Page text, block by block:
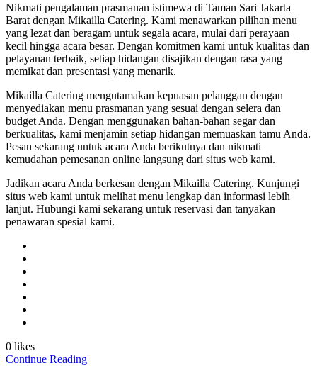
Nikmati pengalaman prasmanan istimewa di Taman Sari Jakarta
Barat dengan Mikailla Catering. Kami menawarkan pilihan menu
yang lezat dan beragam untuk segala acara, mulai dari perayaan
kecil hingga acara besar. Dengan komitmen kami untuk kualitas dan
pelayanan terbaik, setiap hidangan disajikan dengan rasa yang
memikat dan presentasi yang menarik.
Mikailla Catering mengutamakan kepuasan pelanggan dengan
menyediakan menu prasmanan yang sesuai dengan selera dan
budget Anda. Dengan menggunakan bahan-bahan segar dan
berkualitas, kami menjamin setiap hidangan memuaskan tamu Anda.
Pesan sekarang untuk acara Anda berikutnya dan nikmati
kemudahan pemesanan online langsung dari situs web kami.
Jadikan acara Anda berkesan dengan Mikailla Catering. Kunjungi
situs web kami untuk melihat menu lengkap dan informasi lebih
lanjut. Hubungi kami sekarang untuk reservasi dan tanyakan
penawaran spesial kami.
0 likes
Continue Reading